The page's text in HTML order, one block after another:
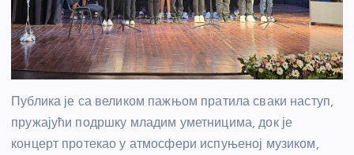
Публика је са великом пажњом пратила сваки наступ,
пружајући подршку младим уметницима, док је
концерт протекао у атмосфери испуњеној музиком,